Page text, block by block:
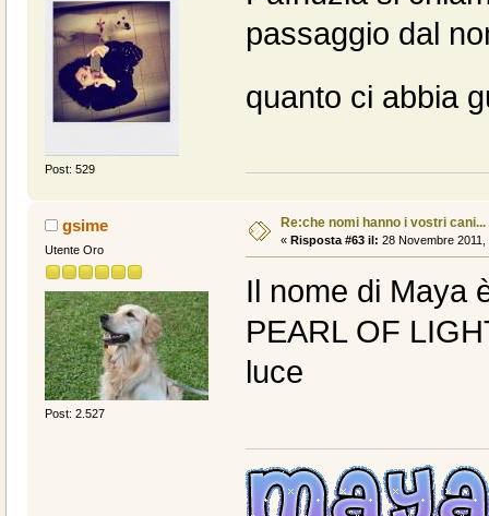
Post: 529
passaggio dal
quanto ci abbia
gsime
Utente Oro
Post: 2.527
Re:che nomi hanno i vostri cani...
« Risposta #63 il: 28 Novembre 2011,
Il nome di Maya
PEARL OF
luce